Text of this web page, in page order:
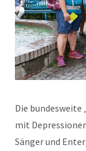
Die bundesweite
mit
Sänger und